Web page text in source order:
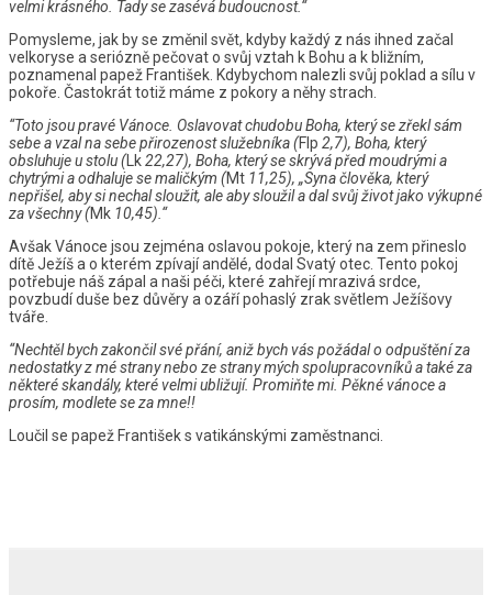
velmi krásného. Tady se zasévá budoucnost.“
Pomysleme, jak by se změnil svět, kdyby každý z nás ihned začal
velkoryse a seriózně pečovat o svůj vztah k Bohu a k bližním,
poznamenal papež František. Kdybychom nalezli svůj poklad a sílu v
pokoře. Častokrát totiž máme z pokory a něhy strach.
“Toto jsou pravé Vánoce. Oslavovat chudobu Boha, který se zřekl sám
sebe a vzal na sebe přirozenost služebníka (Flp 2,7), Boha, který
obsluhuje u stolu ( Lk22,27), Boha, který se skrývá před moudrými a
chytrými a odhaluje se maličkým (Mt 11,25), „Syna člověka, který
nepřišel, aby si nechal sloužit, ale aby sloužil a dal svůj život jako výkupné
za všechny (Mk 10,45).“
Avšak Vánoce jsou zejména oslavou pokoje, který na zem přineslo
dítě Ježíš a o kterém zpívají andělé, dodal Svatý otec. Tento pokoj
potřebuje náš zápal a naši péči, které zahřejí mrazivá srdce,
povzbudí duše bez důvěry a ozáří pohaslý zrak světlem Ježíšovy
tváře.
“Nechtěl bych zakončil své přání, aniž bych vás požádal o odpuštění za
nedostatky z mé strany nebo ze strany mých spolupracovníků a také za
některé skandály, které velmi ubližují. Promiňte mi. Pěkné vánoce a
prosím, modlete se za mne!!
Loučil se papež František s vatikánskými zaměstnanci.